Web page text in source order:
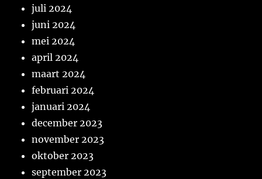
juli 2024
juni 2024
mei 2024
april 2024
maart 2024
februari 2024
januari 2024
december 2023
november 2023
oktober 2023
september 2023